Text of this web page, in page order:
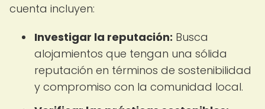
cuenta incluyen:
Investigar la reputación: Busca
alojamientos que tengan una sólida
reputación en términos de sostenibilidad
y compromiso con la comunidad local.